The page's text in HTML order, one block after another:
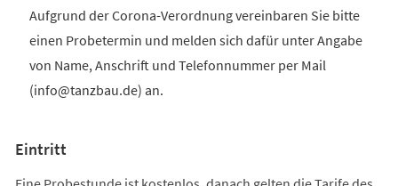
Aufgrund der Corona-Verordnung vereinbaren Sie bitte
einen Probetermin und melden sich dafür unter Angabe
von Name, Anschrift und Telefonnummer per Mail
(info@tanzbau.de) an.
Eintritt